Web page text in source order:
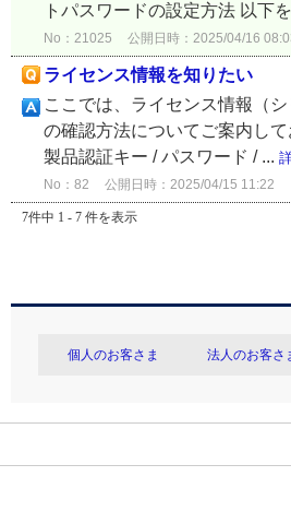
トパスワードの設定方法 以下
No：21025 公開日時：2025/04/16
ライセンス情報を知りたい
ここでは、ライセンス情報（
の確認方法についてご案内し
製品認証キー / パスワード / ...
No：82 公開日時：2025/04/15 11:22
7件中 1 - 7 件を表示
個人のお客さま 法人のお客さ